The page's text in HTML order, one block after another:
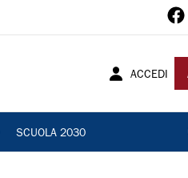
ACCEDI
SCUOLA 2030